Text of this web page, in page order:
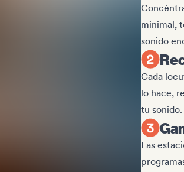
minimal,
sonido
Cada
lo hace,
tu sonido.
Las